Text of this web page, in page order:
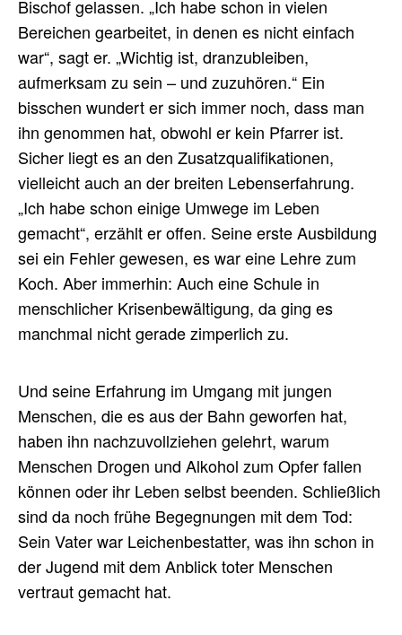
Bischof gelassen. „Ich habe schon in vielen
Bereichen gearbeitet, in denen es nicht einfach
war“, sagt er. „Wichtig ist, dranzubleiben,
aufmerksam zu sein – und zuzuhören.“ Ein
bisschen wundert er sich immer noch, dass man
ihn genommen hat, obwohl er kein Pfarrer ist.
Sicher liegt es an den Zusatzqualifikationen,
vielleicht auch an der breiten Lebenserfahrung.
„Ich habe schon einige Umwege im Leben
gemacht“, erzählt er offen. Seine erste Ausbildung
sei ein Fehler gewesen, es war eine Lehre zum
Koch. Aber immerhin: Auch eine Schule in
menschlicher Krisenbewältigung, da ging es
manchmal nicht gerade zimperlich zu.
Und seine Erfahrung im Umgang mit jungen
Menschen, die es aus der Bahn geworfen hat,
haben ihn nachzuvollziehen gelehrt, warum
Menschen Drogen und Alkohol zum Opfer fallen
können oder ihr Leben selbst beenden. Schließlich
sind da noch frühe Begegnungen mit dem Tod:
Sein Vater war Leichenbestatter, was ihn schon in
der Jugend mit dem Anblick toter Menschen
vertraut gemacht hat.